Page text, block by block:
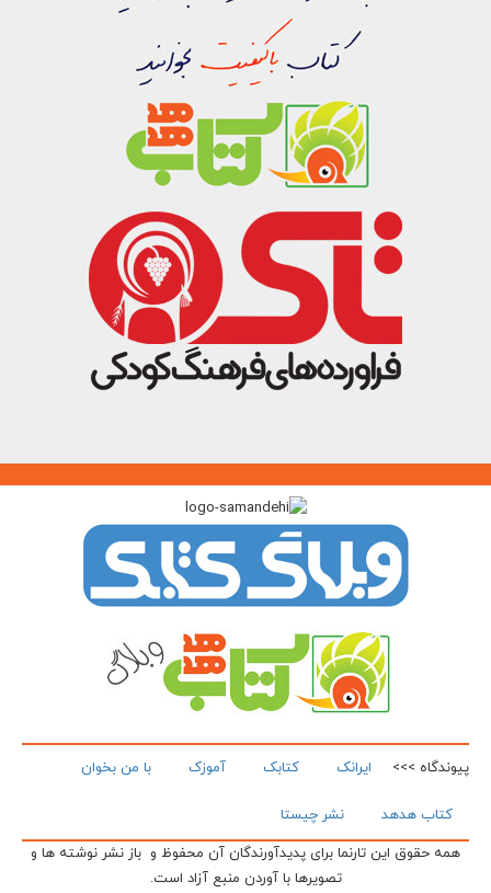
پیوندگاه >>> ایرانک کتابک آموزک با من بخوان
کتاب هدهد
نشر چیستا
همه حقوق این تارنما برای پدیدآورندگان آن محفوظ و باز نشر نوشته ها و
تصویرها با آوردن منبع آزاد است.